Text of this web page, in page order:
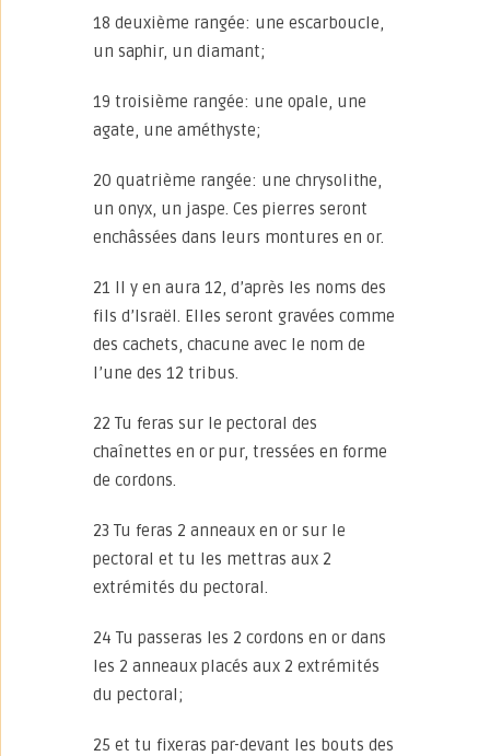
18 deuxième rangée: une escarboucle,
un saphir, un diamant;
19 troisième rangée: une opale, une
agate, une améthyste;
20 quatrième rangée: une chrysolithe,
un onyx, un jaspe. Ces pierres seront
enchâssées dans leurs montures en or.
21 Il y en aura 12, d’après les noms des
fils d’Israël. Elles seront gravées comme
des cachets, chacune avec le nom de
l’une des 12 tribus.
22 Tu feras sur le pectoral des
chaînettes en or pur, tressées en forme
de cordons.
23 Tu feras 2 anneaux en or sur le
pectoral et tu les mettras aux 2
extrémités du pectoral.
24 Tu passeras les 2 cordons en or dans
les 2 anneaux placés aux 2 extrémités
du pectoral;
25 et tu fixeras par-devant les bouts des